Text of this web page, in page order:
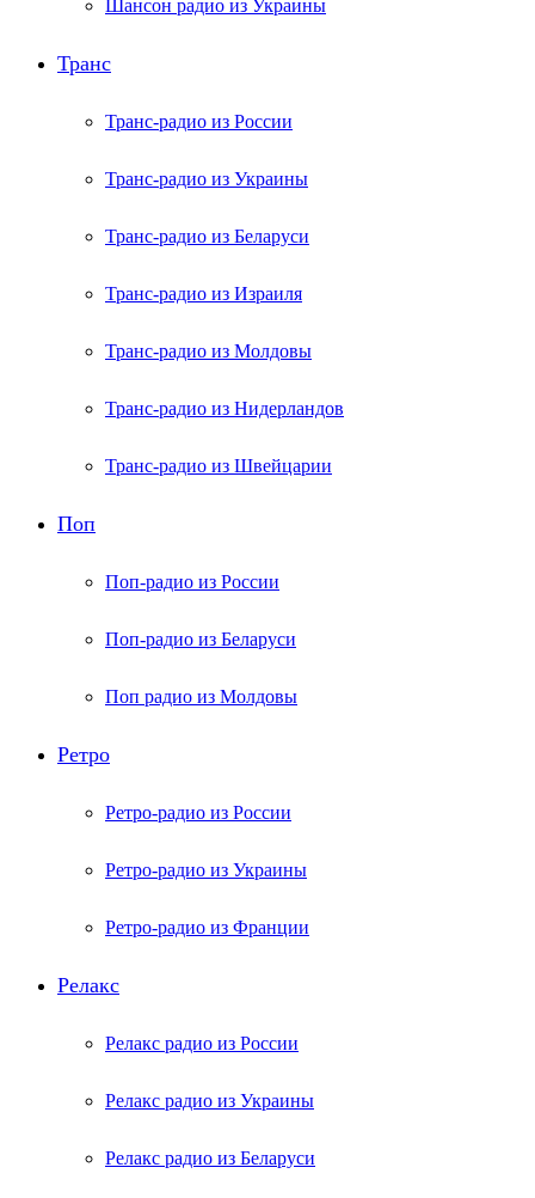
Шансон радио из Украины
Транс
Транс-радио из России
Транс-радио из Украины
Транс-радио из Беларуси
Транс-радио из Израиля
Транс-радио из Молдовы
Транс-радио из Нидерландов
Транс-радио из Швейцарии
Поп
Поп-радио из России
Поп-радио из Беларуси
Поп радио из Молдовы
Ретро
Ретро-радио из России
Ретро-радио из Украины
Ретро-радио из Франции
Релакс
Релакс радио из России
Релакс радио из Украины
Релакс радио из Беларуси